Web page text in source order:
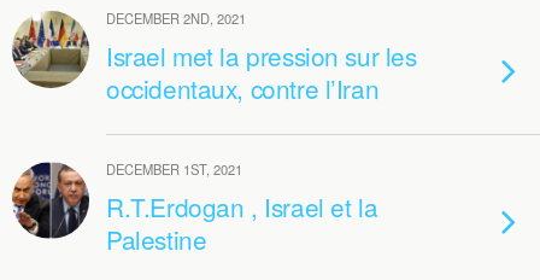
DECEMBER 2ND, 2021
Israel met la pression sur les
occidentaux, contre l’Iran
DECEMBER 1ST, 2021
R.T.Erdogan , Israel et la
Palestine